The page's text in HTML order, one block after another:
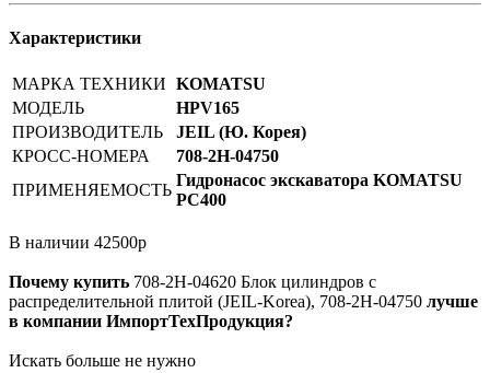
Характеристики
МАРКА ТЕХНИКИ KOMATSU
МОДЕЛЬ
HPV165
ПРОИЗВОДИТЕЛЬ
JEIL (Ю. Корея)
КРОСС-НОМЕРА
708-2H-04750
ПРИМЕНЯЕМОСТЬ
Гидронасос экскаватора KOMATSU
PC400
В наличии 42500р
Почему купить 708-2H-04620 Блок цилиндров с
распределительной плитой (JEIL-Korea), 708-2H-04750 лучше
в компании ИмпортТехПродукция?
Искать больше не нужно